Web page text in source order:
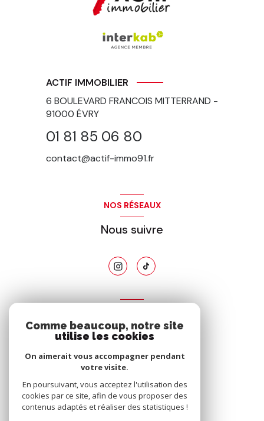
ACTIF IMMOBILIER
6 BOULEVARD FRANCOIS MITTERRAND -
91000 ÉVRY
01 81 85 06 80
contact@actif-immo91.fr
NOS RÉSEAUX
Nous suivre
Nous adhérons
Comme beaucoup, notre site
utilise les cookies
On aimerait vous accompagner pendant
votre visite.
En poursuivant, vous acceptez l'utilisation des
cookies par ce site, afin de vous proposer des
contenus adaptés et réaliser des statistiques !